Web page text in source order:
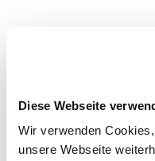
Diese Webseite
Wir verwenden
unsere Webseite